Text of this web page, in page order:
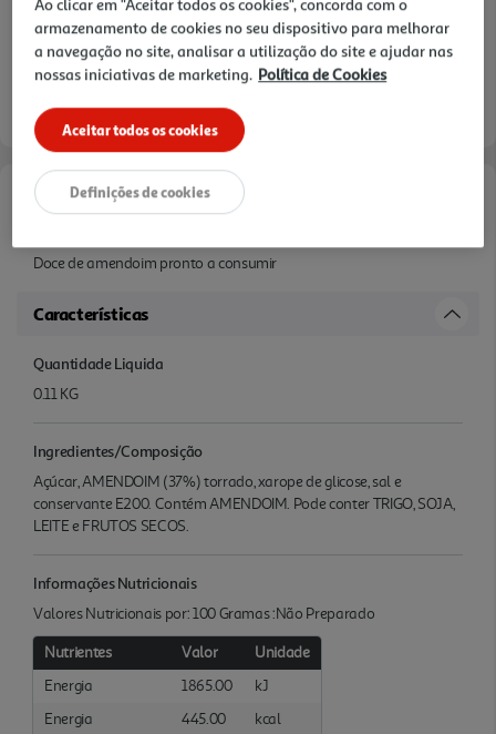
Informações de Marketing
Doce de amendoim pronto a consumir
Características
Quantidade Liquida
0.11 KG
Ingredientes/Composição
Açúcar, AMENDOIM (37%) torrado, xarope de glicose, sal e
conservante E200. Contém AMENDOIM. Pode conter TRIGO, SOJA,
LEITE e FRUTOS SECOS.
Informações Nutricionais
Valores Nutricionais por: 100 Gramas :Não Preparado
Nutrientes Valor
Unidade
Energia
1865.00
kJ
Energia
445.00
kcal
Ao clicar em "Aceitar todos os cookies", concorda com o
armazenamento de cookies no seu dispositivo para melhorar
a navegação no site, analisar a utilização do site e ajudar nas
nossas iniciativas de marketing. Política de Cookies
Aceitar todos os cookies
Definições de cookies